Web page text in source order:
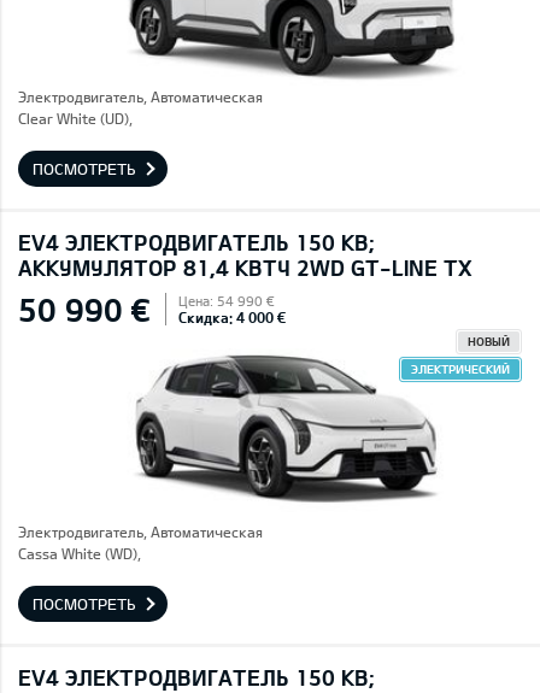
Электродвигатель, Автоматическая
Clear White (UD),
ПОСМОТРЕТЬ
EV4 ЭЛЕКТРОДВИГАТЕЛЬ 150 КВ;
AККУМУЛЯТОР 81,4 КВТЧ 2WD GT-LINE TX
50 990 € Цена: 54 990 €
Скидка: 4 000 €
НОВЫЙ
ЭЛЕКТРИЧЕСКИЙ
Электродвигатель, Автоматическая
Cassa White (WD),
ПОСМОТРЕТЬ
EV4 ЭЛЕКТРОДВИГАТЕЛЬ 150 КВ;